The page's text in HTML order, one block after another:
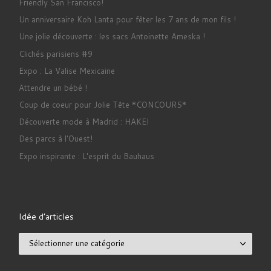
Friendly San Francisco!
Un anniversaire Koh Lanta pour fêter les 7 ans de mon fils !
Une jolie découverte : les sacs Antoinette Ameska !
Clichés parisiens #9
Expo : La Valise Mexicaine
Attendre un bébé !
Coup de coeur pour Jolie Tête *CONCOURS*
Découverte mode à Madrid : HAKEI
Des parcs à l'Ouest!
Expo inspirante : L'esprit du Bauhaus
Idée d’articles